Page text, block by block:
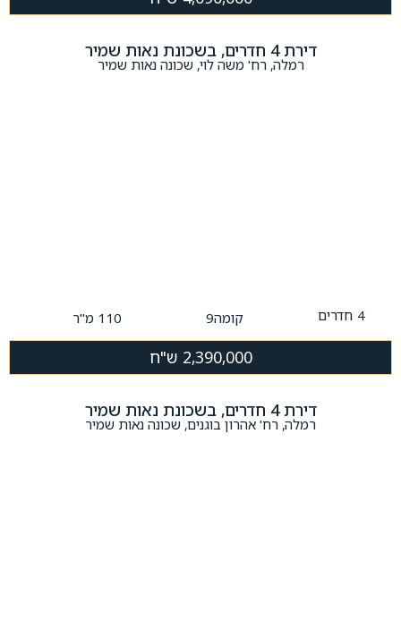
דירת 4 חדרים, בשכונת נאות שמיר
רמלה, רח' משה לוי, שכונה נאות שמיר
4 חדרים קומה9 110 מ"ר
2,390,000 ש"ח
דירת 4 חדרים, בשכונת נאות שמיר
רמלה, רח' אהרון בוגנים, שכונה נאות שמיר